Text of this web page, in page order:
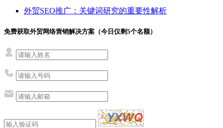
外贸SEO推广：关键词研究的重要性解析
免费获取外贸网络营销解决方案（今日仅剩5个名额）